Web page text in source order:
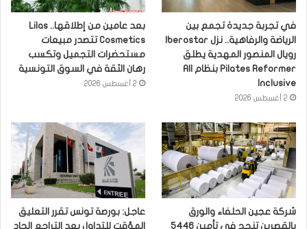
في تجربة جديدة تجمع بين
رويال المنصور المهدية يطلق
Pilates Reformer بنظام All
Inclusive
2 أغسطس 2026
بعد عامين من إطلاقها.. Lilas
Cosmetics تتصدر مبيعات
مستحضرات التجميل وتكسب
رهان الثقة في السوق التونسية
2 أغسطس 2026
شركة عجين الحلفاء والورق
بالقصرين تنجح في تأمين 5446
عاجل: بورصة تونس تقرر التعليق
المؤقت للتداول بعد التراجع الحاد